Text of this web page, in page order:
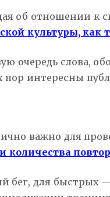
об отношении к
культуры, как
очередь слова,
пор интересны
важно для
количества
бег, для быстрых